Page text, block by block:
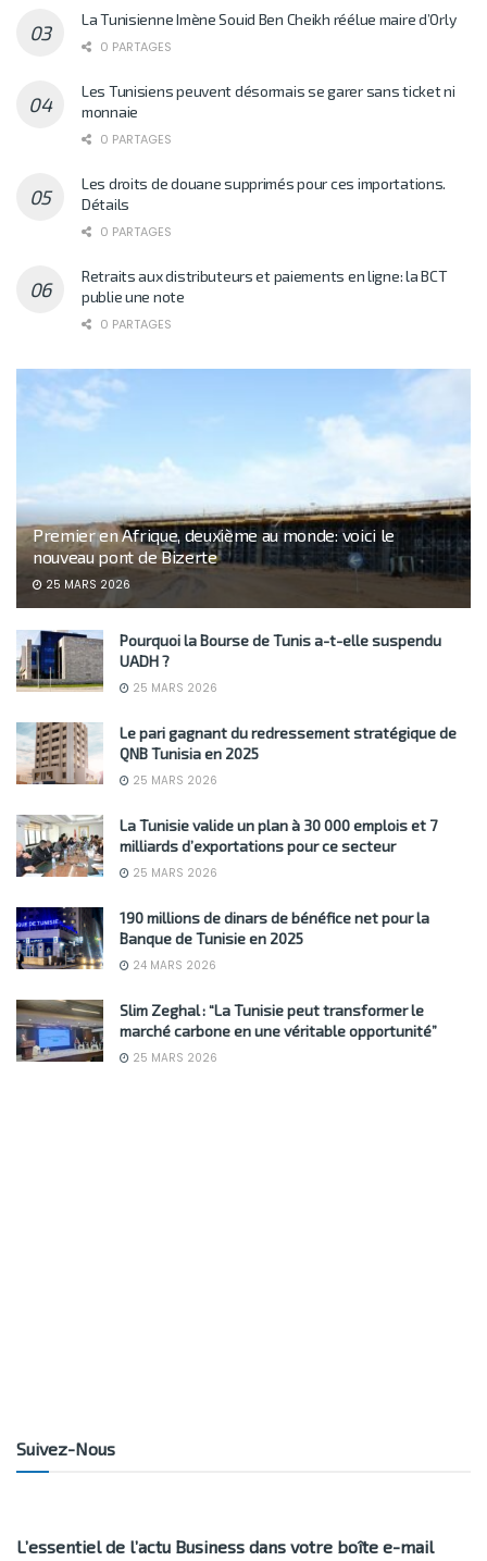
La Tunisienne Imène Souid Ben Cheikh réélue maire d’Orly
0 PARTAGES
Les Tunisiens peuvent désormais se garer sans ticket ni
monnaie
0 PARTAGES
Les droits de douane supprimés pour ces importations.
Détails
0 PARTAGES
Retraits aux distributeurs et paiements en ligne: la BCT
publie une note
0 PARTAGES
Premier en Afrique, deuxième au monde: voici le
nouveau pont de Bizerte
25 MARS 2026
Pourquoi la Bourse de Tunis a-t-elle suspendu
UADH ?
25 MARS 2026
Le pari gagnant du redressement stratégique de
QNB Tunisia en 2025
25 MARS 2026
La Tunisie valide un plan à 30 000 emplois et 7
milliards d’exportations pour ce secteur
25 MARS 2026
190 millions de dinars de bénéfice net pour la
Banque de Tunisie en 2025
24 MARS 2026
Slim Zeghal : “La Tunisie peut transformer le
marché carbone en une véritable opportunité”
25 MARS 2026
Suivez-Nous
L’essentiel de l’actu Business dans votre boîte e-mail